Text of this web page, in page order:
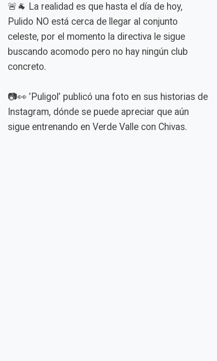
🚨🐐 La realidad es que hasta el día de hoy,
Pulido NO está cerca de llegar al conjunto
celeste, por el momento la directiva le sigue
buscando acomodo pero no hay ningún club
concreto.
📷👀 ’Puligol’ publicó una foto en sus historias de
Instagram, dónde se puede apreciar que aún
sigue entrenando en Verde Valle con Chivas.